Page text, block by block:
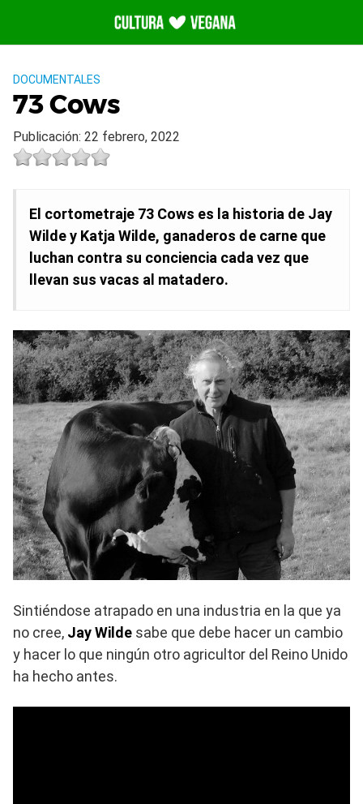
contenido
DOCUMENTALES
73 Cows
Publicación: 22 febrero, 2022
El cortometraje 73 Cows es la historia de Jay
Wilde y Katja Wilde, ganaderos de carne que
luchan contra su conciencia cada vez que
llevan sus vacas al matadero.
Sintiéndose atrapado en una industria en la que ya
no cree, Jay Wilde sabe que debe hacer un cambio
y hacer lo que ningún otro agricultor del Reino Unido
ha hecho antes.